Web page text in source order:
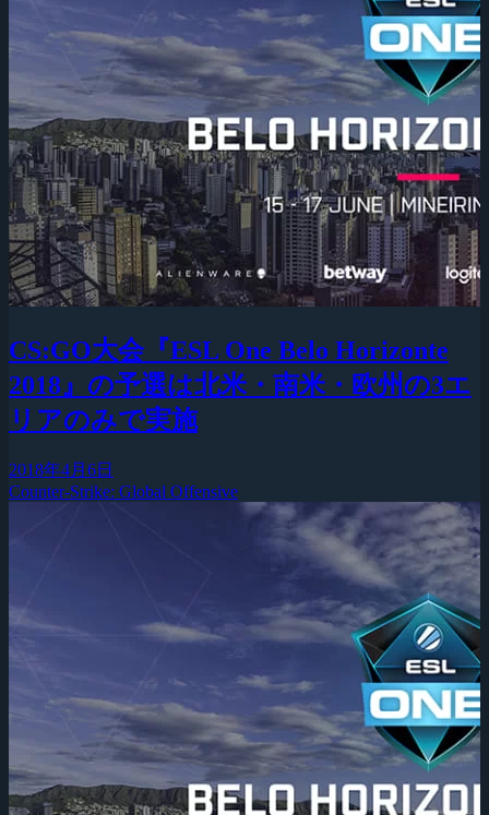
CS:GO大会『ESL One Belo Horizonte
2018』の予選は北米・南米・欧州の3エ
リアのみで実施
2018年4月6日
Counter-Strike: Global Offensive